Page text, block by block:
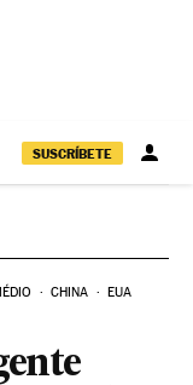
SUSCRÍBETE
CHINA EUA